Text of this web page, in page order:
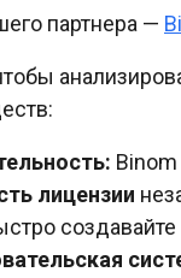
партнера —
лицензии